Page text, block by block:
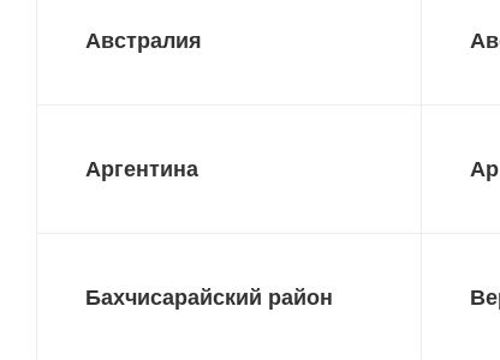
Австралия
Аргентина
Бахчисарайский район